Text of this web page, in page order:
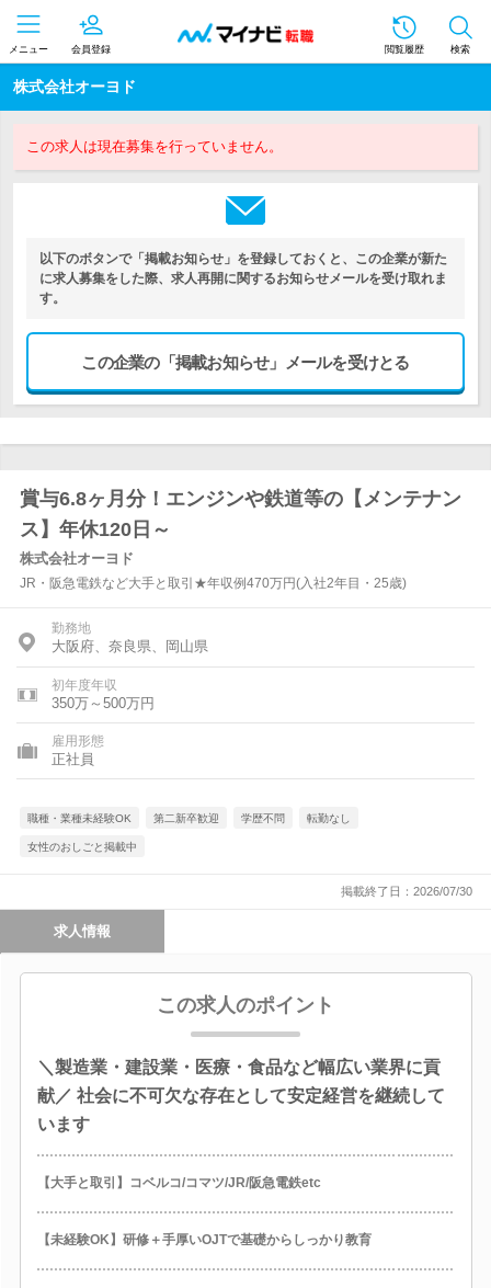
メニュー 会員登録 閲覧履歴 検索
株式会社オーヨド
この求人は現在募集を行っていません。
以下のボタンで「掲載お知らせ」を登録しておくと、この企業が新た
に求人募集をした際、求人再開に関するお知らせメールを受け取れま
す。
この企業の「掲載お知らせ」メールを受けとる
賞与6.8ヶ月分！エンジンや鉄道等の【メンテナン
ス】年休120日～
株式会社オーヨド
JR・阪急電鉄など大手と取引★年収例470万円(入社2年目・25歳)
勤務地
大阪府、奈良県、岡山県
初年度年収
350万～500万円
雇用形態
正社員
職種・業種未経験OK 第二新卒歓迎 学歴不問 転勤なし
女性のおしごと掲載中
掲載終了日：2026/07/30
求人情報
この求人のポイント
＼製造業・建設業・医療・食品など幅広い業界に貢
献／ 社会に不可欠な存在として安定経営を継続して
います
【大手と取引】コベルコ/コマツ/JR/阪急電鉄etc
【未経験OK】研修＋手厚いOJTで基礎からしっかり教育